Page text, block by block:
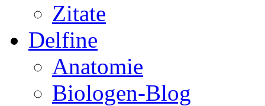
Zitate
Delfine
Anatomie
Biologen-Blog